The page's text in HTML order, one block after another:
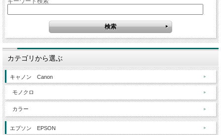
カテゴリから選ぶ
キャノン Canon
モノクロ
カラー
エプソン EPSON